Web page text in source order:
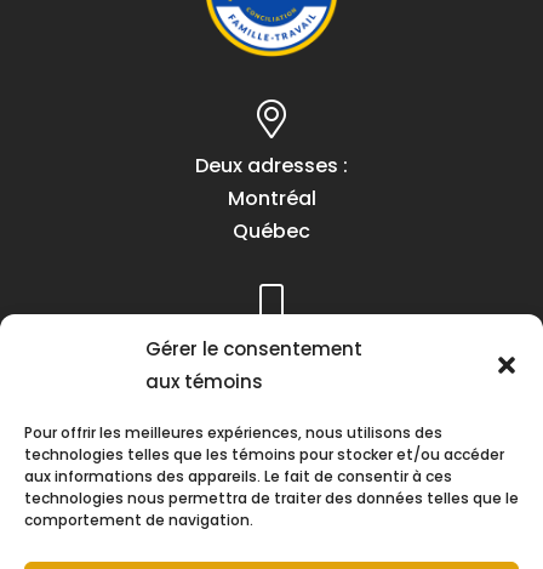
Gérer le consentement
aux témoins
Pour offrir les meilleures expériences, nous utilisons des
technologies telles que les témoins pour stocker et/ou accéder
aux informations des appareils. Le fait de consentir à ces
technologies nous permettra de traiter des données telles que le
comportement de navigation.
Deux adresses :
Montréal
Québec
Téléphone :
(418) 622-1001
Heures d’ouverture :